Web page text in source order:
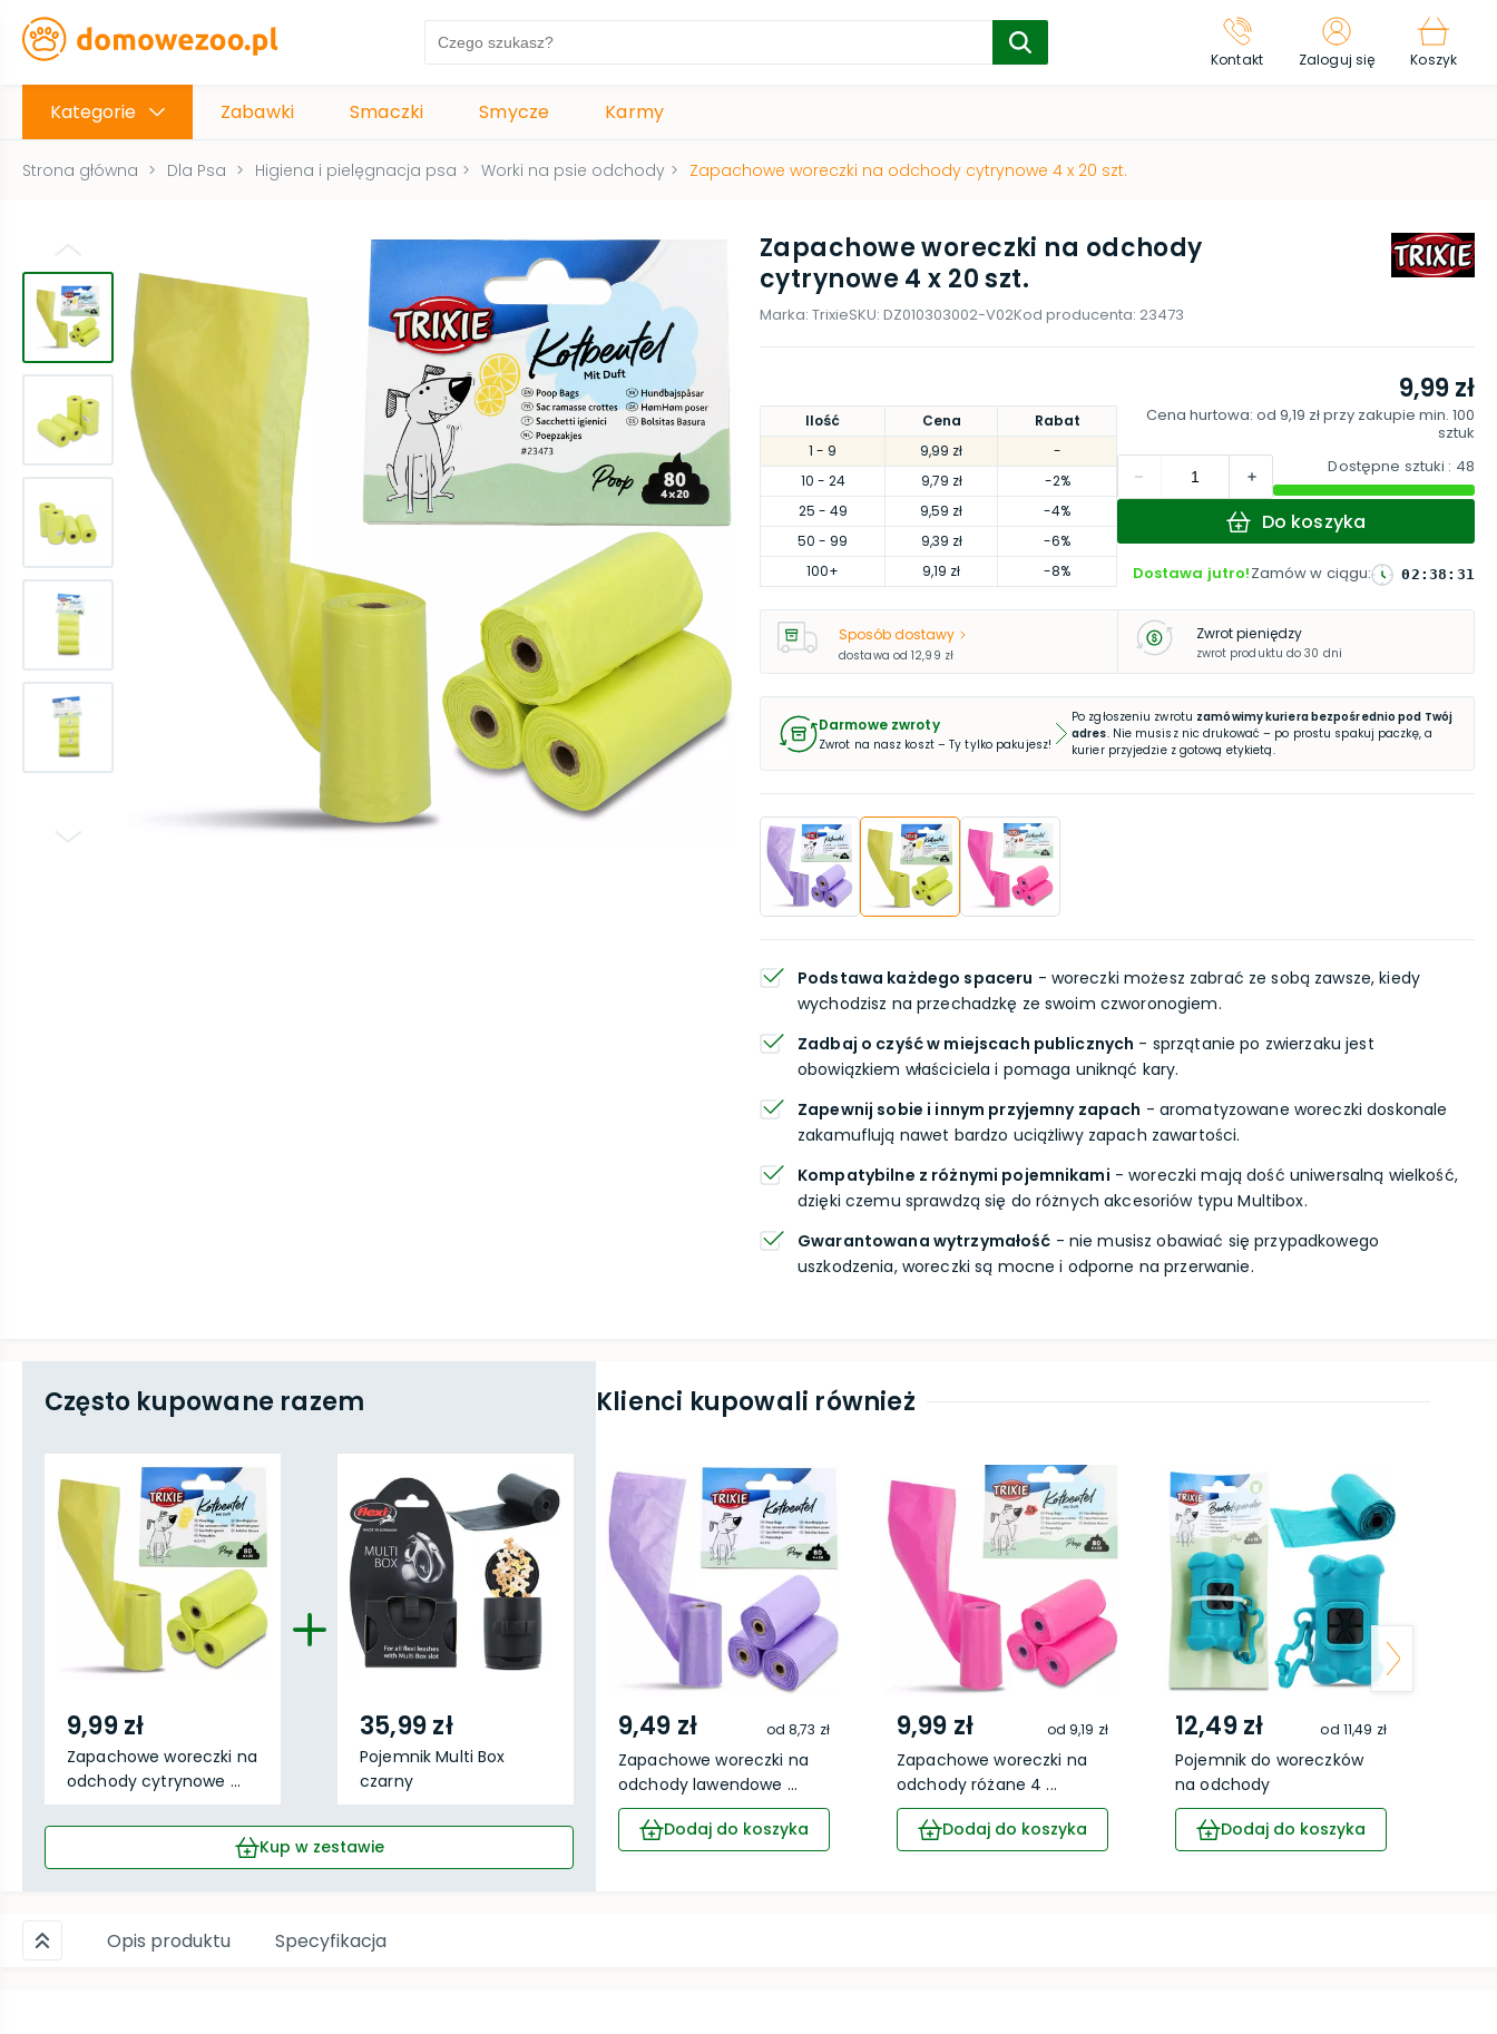
Kontakt Zaloguj się Koszyk
Kategorie Zabawki Smaczki Smycze Karmy
Strona główna > Dla Psa > Higiena i pielęgnacja psa > Worki na psie odchody > Zapachowe woreczki na odchody cytrynowe 4 x 20 szt.
Zapachowe woreczki na odchody
cytrynowe 4 x 20 szt.
Marka: TrixieSKU: DZ010303002-V02Kod producenta: 23473
Ilość Cena
Rabat
1 - 9 9,99 zł
-
10 - 24 9,79 zł
-2%
25 - 49 9,59 zł
-4%
50 - 99 9,39 zł
-6%
100+ 9,19 zł -8%
9,99 zł
Cena hurtowa: od 9,19 złprzy zakupie min. 100
sztuk
Dostępne sztuki : 48
Do koszyka
Dostawa jutro!Zamów w ciągu: 02 : 38 : 30
Sposób dostawy
dostawa od 12,99 zł
Zwrot pieniędzy
zwrot produktu do 30 dni
Darmowe zwroty
Zwrot na nasz koszt – Ty tylko pakujesz!
Po zgłoszeniu zwrotu zamówimy kuriera bezpośrednio pod Twój
adres. Nie musisz nic drukować – po prostu spakuj paczkę, a
kurier przyjedzie z gotową etykietą.
Podstawa każdego spaceru - woreczki możesz zabrać ze sobą zawsze, kiedy
wychodzisz na przechadzkę ze swoim czworonogiem.
Zadbaj o czyść w miejscach publicznych - sprzątanie po zwierzaku jest
obowiązkiem właściciela i pomaga uniknąć kary.
Zapewnij sobie i innym przyjemny zapach - aromatyzowane woreczki doskonale
zakamuflują nawet bardzo uciążliwy zapach zawartości.
Kompatybilne z różnymi pojemnikami - woreczki mają dość uniwersalną wielkość,
dzięki czemu sprawdzą się do różnych akcesoriów typu Multibox.
Gwarantowana wytrzymałość - nie musisz obawiać się przypadkowego
uszkodzenia, woreczki są mocne i odporne na przerwanie.
Często kupowane razem
9,99 zł
Zapachowe woreczki na
odchody cytrynowe ...
35,99 zł
Pojemnik Multi Box
czarny
Kup w zestawie
Klienci kupowali również
9,49 zł od8,73 zł
Zapachowe woreczki na
odchody lawendowe ...
Dodaj do koszyka
9,99 zł od 9,19 zł
Zapachowe woreczki na
odchody różane 4 ...
Dodaj do koszyka
12,49 zł od 11,49 zł
Pojemnik do woreczków
na odchody
Dodaj do koszyka
Opis produktu Specyfikacja